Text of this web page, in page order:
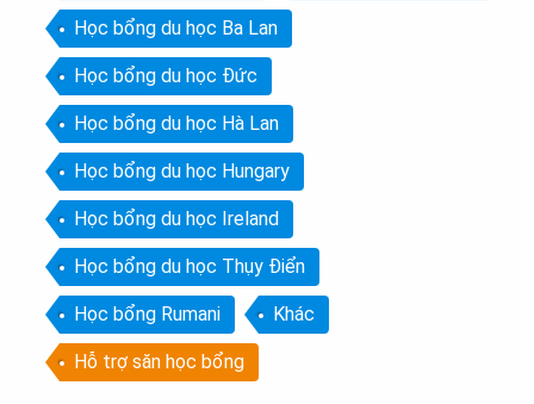
Học bổng du học Ba Lan
Học bổng du học Đức
Học bổng du học Hà Lan
Học bổng du học Hungary
Học bổng du học Ireland
Học bổng du học Thụy Điển
Học bổng Rumani Khác
Hỗ trợ săn học bổng